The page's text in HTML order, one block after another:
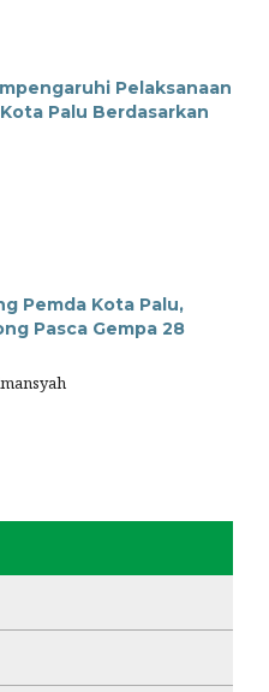
Pelaksanaan
Palu Berdasarkan
Pemda Kota Palu,
Pasca Gempa 28